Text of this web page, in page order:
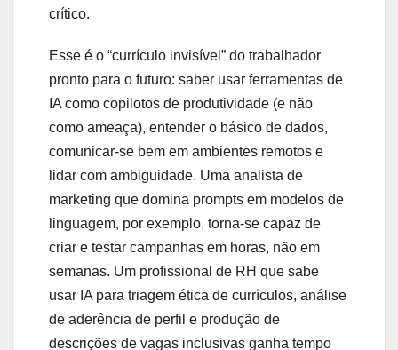
crítico.
Esse é o “currículo invisível” do trabalhador
pronto para o futuro: saber usar ferramentas de
IA como copilotos de produtividade (e não
como ameaça), entender o básico de dados,
comunicar-se bem em ambientes remotos e
lidar com ambiguidade. Uma analista de
marketing que domina prompts em modelos de
linguagem, por exemplo, torna-se capaz de
criar e testar campanhas em horas, não em
semanas. Um profissional de RH que sabe
usar IA para triagem ética de currículos, análise
de aderência de perfil e produção de
descrições de vagas inclusivas ganha tempo